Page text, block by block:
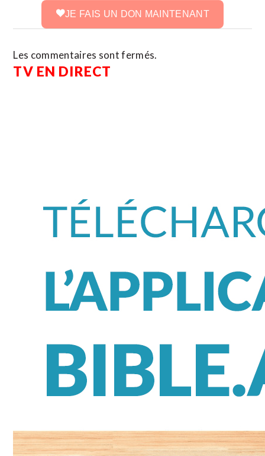
JE FAIS UN DON MAINTENANT
Les commentaires sont fermés.
TV EN DIRECT